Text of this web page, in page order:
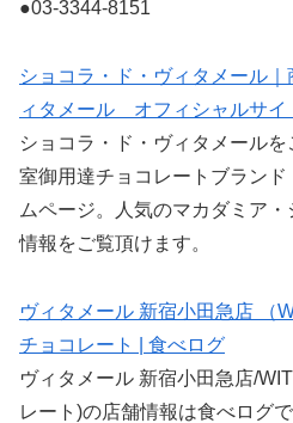
●03-3344-8151
ショコラ・ド・ヴィタメール
ィタメール オフィシャルサイ
ショコラ・ド・ヴィタメール
室御用達チョコレートブラン
ムページ。人気のマカダミア
情報をご覧頂けます。
ヴィタメール 新宿小田急店 （
チョコレート | 食べログ
ヴィタメール 新宿小田急店/
レート)の店舗情報は食べログ